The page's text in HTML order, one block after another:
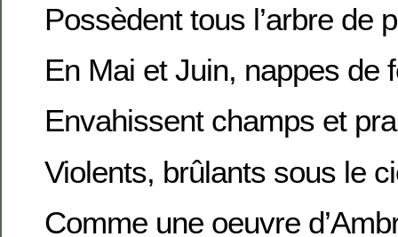
Possèdent tous l’arbre de
En Mai et Juin, nappes de
Envahissent champs et
Violents, brûlants sous le
Comme une oeuvre